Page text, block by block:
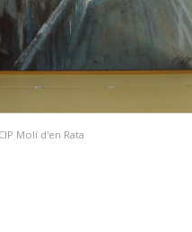
Molí d'en Rata